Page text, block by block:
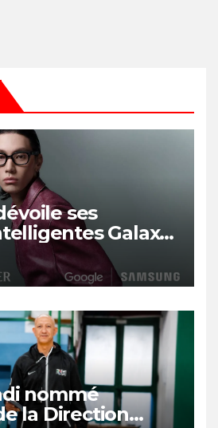
ses
Galaxy
nommé
la Direction